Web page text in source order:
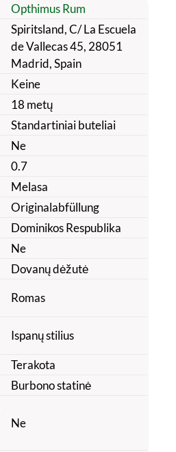
Opthimus Rum
Spiritsland, C/ La Escuela
de Vallecas 45, 28051
Madrid, Spain
Keine
18 metų
Standartiniai buteliai
Ne
0.7
Melasa
Originalabfüllung
Dominikos Respublika
Ne
Dovanų dėžutė
Romas
Ispanų stilius
Terakota
Burbono statinė
Ne